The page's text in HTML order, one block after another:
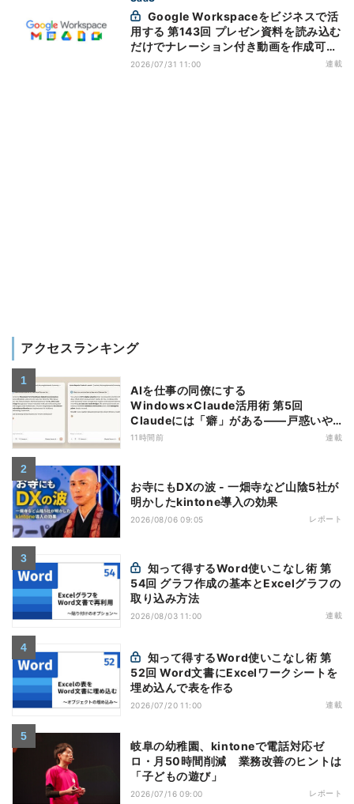
用する 第143回 プレゼン資料を読み込む
だけでナレーション付き動画を作成可能
になった「Google Vids」
2026/07/31 11:00 連載
アクセスランキング
AIを仕事の同僚にする
Windows×Claude活用術 第5回
Claudeには「癖」がある――戸惑いや
すい7つの仕様
11時間前 連載
お寺にもDXの波 - 一畑寺など山陰5社が
明かしたkintone導入の効果
2026/08/06 09:05 レポート
54回 グラフ作成の基本とExcelグラフの
取り込み方法
2026/08/03 11:00 連載
52回 Word文書にExcelワークシートを
埋め込んで表を作る
2026/07/20 11:00 連載
岐阜の幼稚園、kintoneで電話対応ゼ
ロ・月50時間削減 業務改善のヒントは
「子どもの遊び」
2026/07/16 09:00 レポート